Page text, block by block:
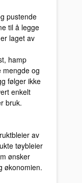
pustende
til å legge
laget av
hamp
mengde og
følger ikke
enkelt
bruk.
av
tøybleier
ønsker
økonomien.